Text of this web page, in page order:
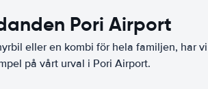
Pori Airport
eller en kombi för hela familjen, har
på vårt urval i Pori Airport.